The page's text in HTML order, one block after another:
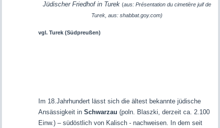
Jüdischer Friedhof in Turek (aus: Présentation du cimetière juif de
Turek, aus: shabbat.goy.com)
vgl. Turek (Südpreußen)
Im 18.Jahrhundert lässt sich die ältest bekannte jüdische
Ansässigkeit in Schwarzau (poln. Blaszki, derzeit ca. 2.100
Einw.) – südöstlich von Kalisch - nachweisen. In dem seit